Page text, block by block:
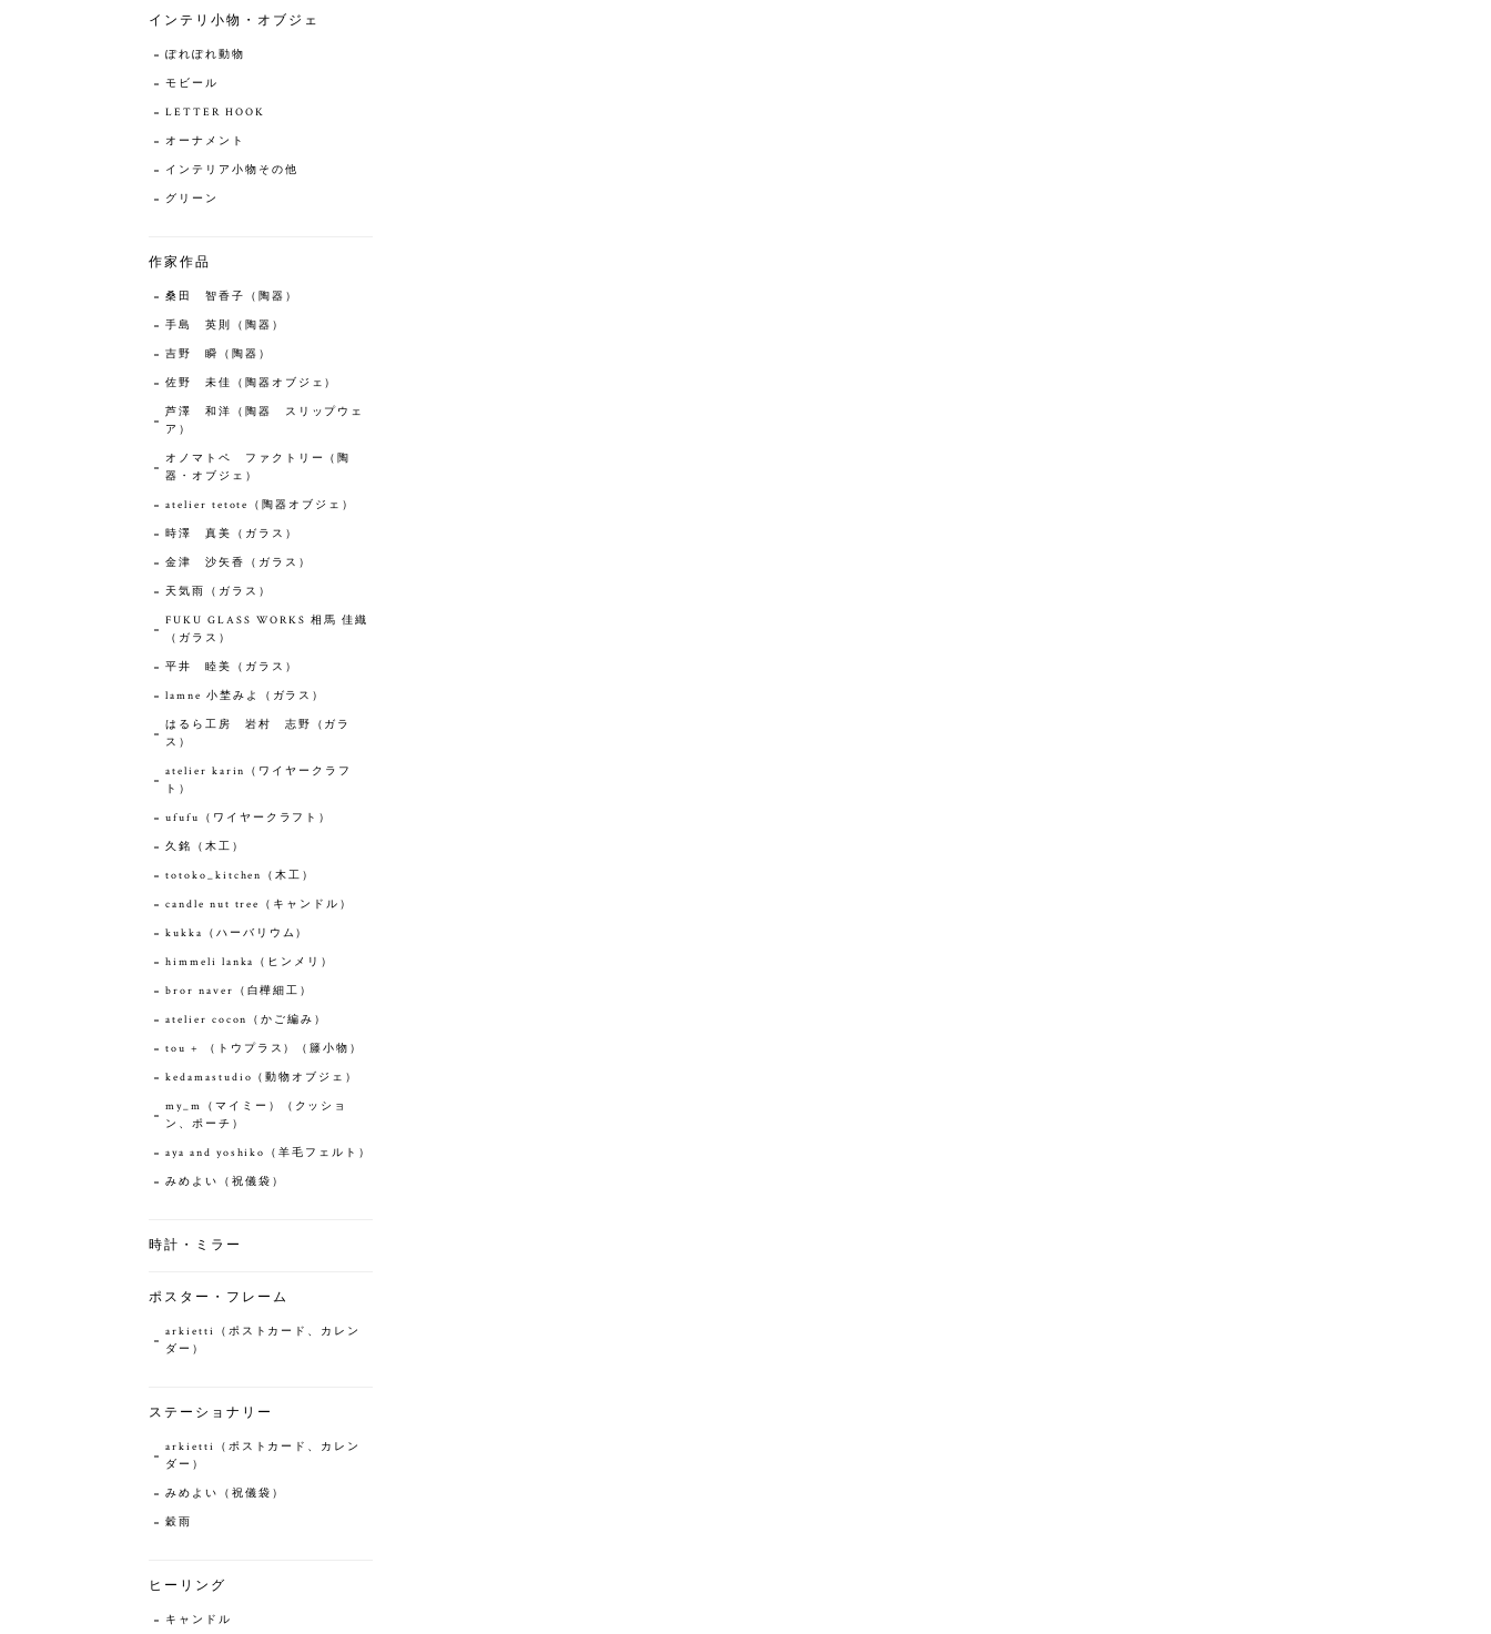
インテリ小物・オブジェ
ぽれぽれ動物
モビール
LETTER HOOK
オーナメント
インテリア小物その他
グリーン
作家作品
桑田 智香子（陶器）
手島 英則（陶器）
吉野 瞬（陶器）
佐野 未佳（陶器オブジェ）
芦澤 和洋（陶器 スリップウェ
ア）
オノマトペ ファクトリー（陶
器・オブジェ）
atelier tetote（陶器オブジェ）
時澤 真美（ガラス）
金津 沙矢香（ガラス）
天気雨（ガラス）
FUKU GLASS WORKS 相馬 佳織
（ガラス）
平井 睦美（ガラス）
lamne 小埜みよ（ガラス）
はるら工房 岩村 志野（ガラ
ス）
atelier karin（ワイヤークラフ
ト）
ufufu（ワイヤークラフト）
久銘（木工）
totoko_kitchen（木工）
candle nut tree（キャンドル）
kukka（ハーバリウム）
himmeli lanka（ヒンメリ）
bror naver（白樺細工）
atelier cocon（かご編み）
tou + （トウプラス）（籐小物）
kedamastudio（動物オブジェ）
my_m（マイミー）（クッショ
ン、ポーチ）
aya and yoshiko（羊毛フェルト）
みめよい（祝儀袋）
時計・ミラー
ポスター・フレーム
arkietti（ポストカード、カレン
ダー）
ステーショナリー
arkietti（ポストカード、カレン
ダー）
みめよい（祝儀袋）
穀雨
ヒーリング
キャンドル